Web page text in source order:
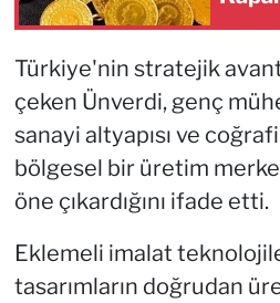
Türkiye'nin stratejik
çeken Ünverdi, genç
sanayi altyapısı ve
bölgesel bir üretim
öne çıkardığını ifade etti.
Eklemeli imalat
tasarımların doğrudan